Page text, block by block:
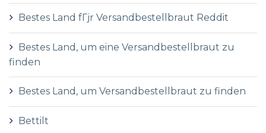
Bestes Land fГјr Versandbestellbraut Reddit
Bestes Land, um eine Versandbestellbraut zu
finden
Bestes Land, um Versandbestellbraut zu finden
Bettilt